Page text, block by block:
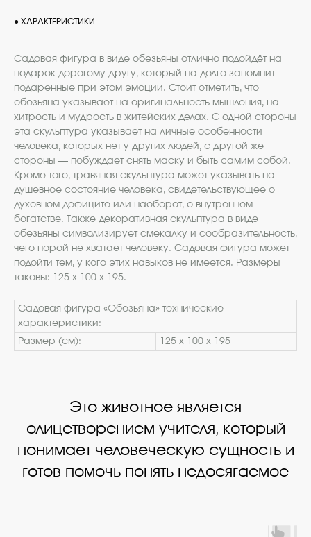
● ХАРАКТЕРИСТИКИ
Садовая фигура в виде обезьяны отлично подойдёт на
подарок дорогому другу, который на долго запомнит
подаренные при этом эмоции. Стоит отметить, что
обезьяна указывает на оригинальность мышления, на
хитрость и мудрость в житейских делах. С одной стороны
эта скульптура указывает на личные особенности
человека, которых нет у других людей, с другой же
стороны — побуждает снять маску и быть самим собой.
Кроме того, травяная скульптура может указывать на
душевное состояние человека, свидетельствующее о
духовном дефиците или наоборот, о внутреннем
богатстве. Также декоративная скульптура в виде
обезьяны символизирует смекалку и сообразительность,
чего порой не хватает человеку. Садовая фигура может
подойти тем, у кого этих навыков не имеется. Размеры
таковы: 125 х 100 х 195.
Садовая фигура «Обезьяна» технические
характеристики:
Размер (см):
125 х 100 х 195
Это животное является
олицетворением учителя, который
понимает человеческую сущность и
готов помочь понять недосягаемое